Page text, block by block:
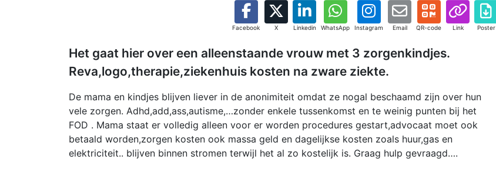
Facebook X Linkedin WhatsApp Instagram Email QR-code Link Poster
Het gaat hier over een alleenstaande vrouw met 3 zorgenkindjes.
Reva,logo,therapie,ziekenhuis kosten na zware ziekte.
De mama en kindjes blijven liever in de anonimiteit omdat ze nogal beschaamd zijn over hun
vele zorgen. Adhd,add,ass,autisme,…zonder enkele tussenkomst en te weinig punten bij het
FOD . Mama staat er volledig alleen voor er worden procedures gestart,advocaat moet ook
betaald worden,zorgen kosten ook massa geld en dagelijkse kosten zoals huur,gas en
elektriciteit.. blijven binnen stromen terwijl het al zo kostelijk is. Graag hulp gevraagd….